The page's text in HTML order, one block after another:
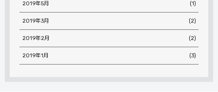
2019年5月 (1)
2019年3月 (2)
2019年2月 (2)
2019年1月 (3)